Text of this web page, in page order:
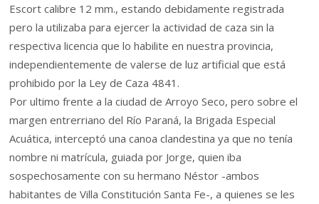
Escort calibre 12 mm., estando debidamente registrada
pero la utilizaba para ejercer la actividad de caza sin la
respectiva licencia que lo habilite en nuestra provincia,
independientemente de valerse de luz artificial que está
prohibido por la Ley de Caza 4841.
Por ultimo frente a la ciudad de Arroyo Seco, pero sobre el
margen entrerriano del Río Paraná, la Brigada Especial
Acuática, interceptó una canoa clandestina ya que no tenía
nombre ni matrícula, guiada por Jorge, quien iba
sospechosamente con su hermano Néstor -ambos
habitantes de Villa Constitución Santa Fe-, a quienes se les